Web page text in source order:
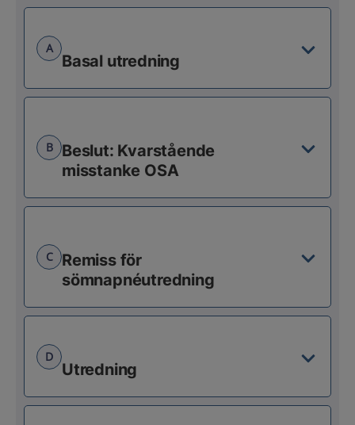
A
Basal utredning
B
Beslut: Kvarstående
misstanke OSA
C
Remiss för
sömnapnéutredning
D
Utredning